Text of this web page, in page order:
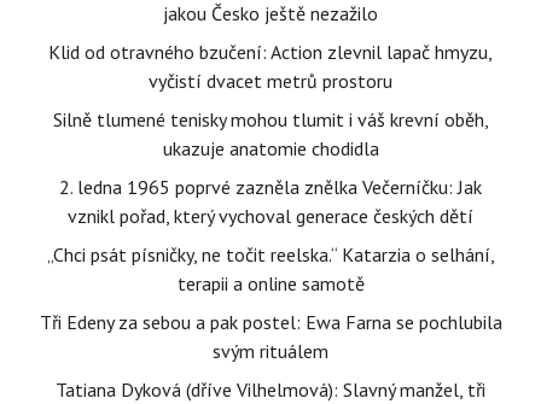
jakou Česko ještě nezažilo
Klid od otravného bzučení: Action zlevnil lapač hmyzu,
vyčistí dvacet metrů prostoru
Silně tlumené tenisky mohou tlumit i váš krevní oběh,
ukazuje anatomie chodidla
2. ledna 1965 poprvé zazněla znělka Večerníčku: Jak
vznikl pořad, který vychoval generace českých dětí
„Chci psát písničky, ne točit reelska.“ Katarzia o selhání,
terapii a online samotě
Tři Edeny za sebou a pak postel: Ewa Farna se pochlubila
svým rituálem
Tatiana Dyková (dříve Vilhelmová): Slavný manžel, tři